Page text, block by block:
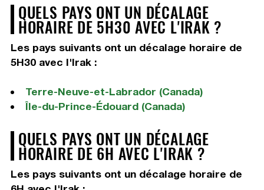
QUELS PAYS ONT UN DÉCALAGE
HORAIRE DE 5H30 AVEC L'IRAK ?
Les pays suivants ont un décalage horaire de
5H30 avec l'Irak :
Terre-Neuve-et-Labrador (Canada)
Île-du-Prince-Édouard (Canada)
QUELS PAYS ONT UN DÉCALAGE
HORAIRE DE 6H AVEC L'IRAK ?
Les pays suivants ont un décalage horaire de